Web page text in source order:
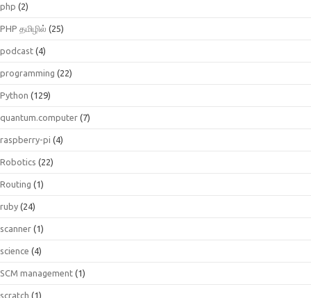
php (2)
PHP தமிழில் (25)
podcast (4)
programming (22)
Python (129)
quantum.computer (7)
raspberry-pi (4)
Robotics (22)
Routing (1)
ruby (24)
scanner (1)
science (4)
SCM management (1)
scratch (1)